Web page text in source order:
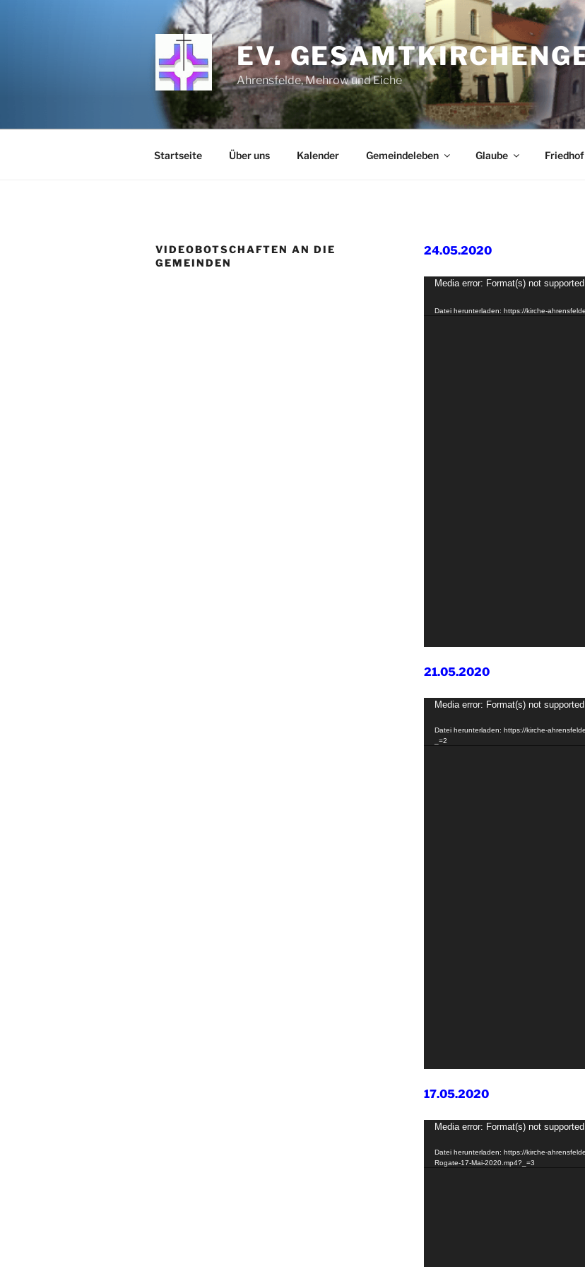
EV.
Ahrensfelde, Mehrow und Eiche
Startseite Über uns Kalender Gemeindeleben Glaube Friedhof
VIDEOBOTSCHAFTEN AN DIE
GEMEINDEN
24.05.2020
Video-
Media error: Format(s) not
Datei herunterladen: https://kirche-
21.05.2020
Video-
Media error: Format(s) not
Datei herunterladen: https://kirche-
_=2
17.05.2020
Video-
Media error: Format(s) not
Datei herunterladen: https://kirche-
Rogate-17-Mai-2020.mp4?_=3